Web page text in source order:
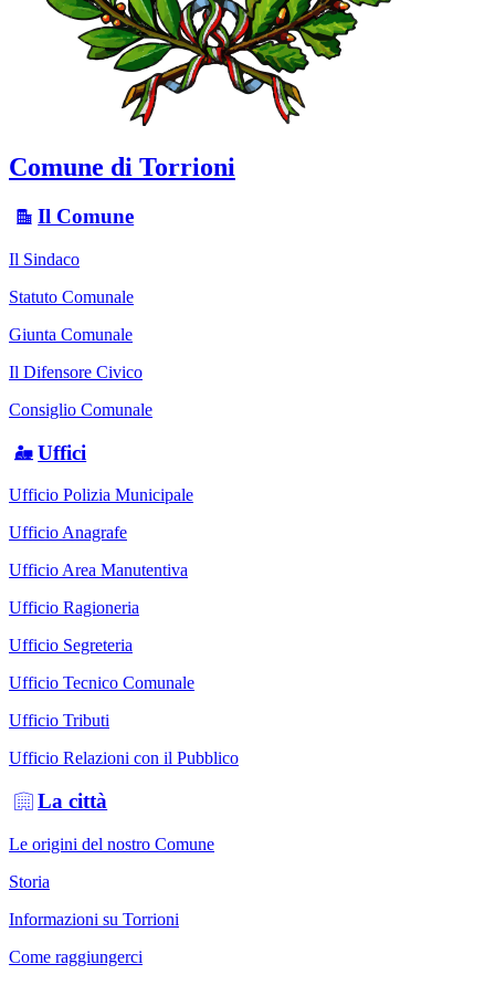
Comune di Torrioni
Il Comune
Il Sindaco
Statuto Comunale
Giunta Comunale
Il Difensore Civico
Consiglio Comunale
Uffici
Ufficio Polizia Municipale
Ufficio Anagrafe
Ufficio Area Manutentiva
Ufficio Ragioneria
Ufficio Segreteria
Ufficio Tecnico Comunale
Ufficio Tributi
Ufficio Relazioni con il Pubblico
La città
Le origini del nostro Comune
Storia
Informazioni su Torrioni
Come raggiungerci